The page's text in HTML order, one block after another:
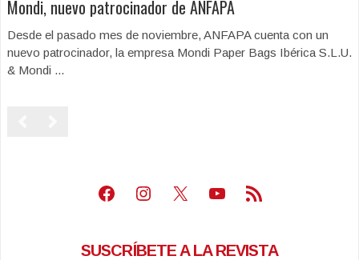
Mondi, nuevo patrocinador de ANFAPA
Desde el pasado mes de noviembre, ANFAPA cuenta con un
nuevo patrocinador, la empresa Mondi Paper Bags Ibérica S.L.U.
& Mondi ...
Facebook
Instagram
X Youtube
Feed RSS
SUSCRÍBETE A LA REVISTA